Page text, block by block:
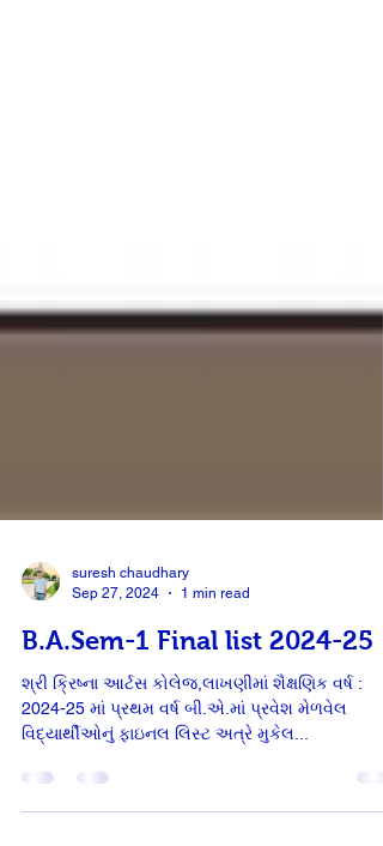
Sep 27, 2024
1 min read
B.A.Sem-1 Final list 2024-25
શ્રી ક્રિષ્ના આર્ટસ કોલેજ,લાખણીમાં શૈક્ષણિક વર્ષ :
2024-25 માં પ્રથમ વર્ષ બી.એ.માં પ્રવેશ મેળવેલ
વિદ્યાર્થીઓનું ફાઇનલ લિસ્ટ અત્રે મુકેલ...